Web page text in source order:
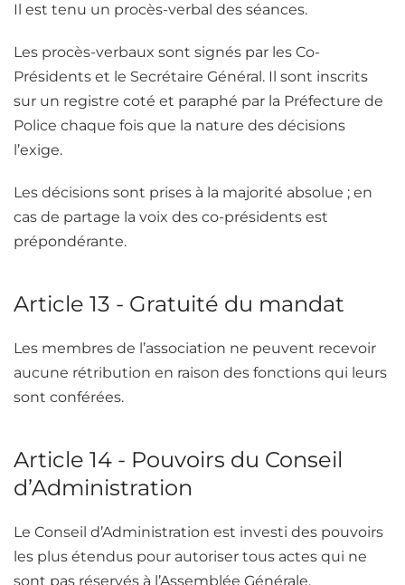
Il est tenu un procès-verbal des séances.
Les procès-verbaux sont signés par les Co-
Présidents et le Secrétaire Général. Il sont inscrits
sur un registre coté et paraphé par la Préfecture de
Police chaque fois que la nature des décisions
l’exige.
Les décisions sont prises à la majorité absolue ; en
cas de partage la voix des co-présidents est
prépondérante.
Article 13 - Gratuité du mandat
Les membres de l’association ne peuvent recevoir
aucune rétribution en raison des fonctions qui leurs
sont conférées.
Article 14 - Pouvoirs du Conseil
d’Administration
Le Conseil d’Administration est investi des pouvoirs
les plus étendus pour autoriser tous actes qui ne
sont pas réservés à l’Assemblée Générale.